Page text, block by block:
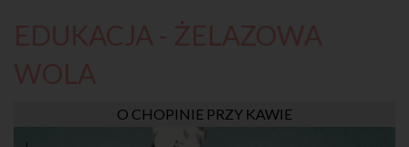
O CHOPINIE PRZY KAWIE